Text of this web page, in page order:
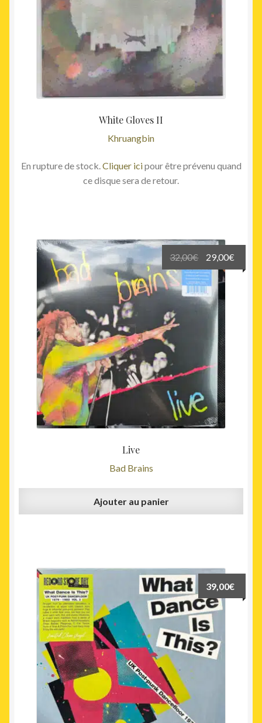
White Gloves II
Khruangbin
En rupture de stock.Cliquer icipour être prévenu quand
ce disque sera de retour.
Live
Bad Brains
32,00€
Le
prix
initial
était :
32,00€.
29,00€
prix
Ajouter au panier
39,00€